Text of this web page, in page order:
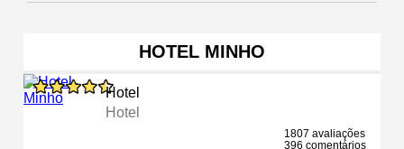
HOTEL MINHO
Hotel
Hotel
1807 avaliações
396 comentários